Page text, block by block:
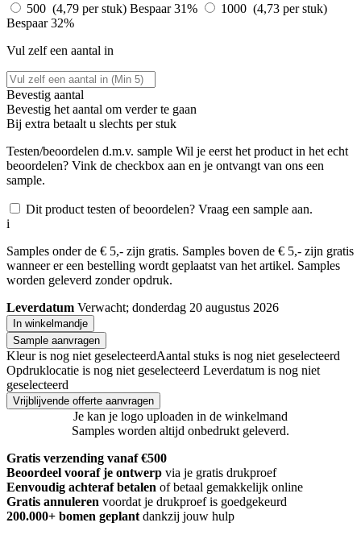
500 (4,79 per stuk) Bespaar 31%
1000 (4,73 per stuk)
Bespaar 32%
Vul zelf een aantal in
Bevestig aantal
Bevestig het aantal om verder te gaan
Bij extra betaalt u slechts per stuk
Testen/beoordelen d.m.v. sample Wil je eerst het product in het echt
beoordelen? Vink de checkbox aan en je ontvangt van ons een
sample.
Dit product testen of beoordelen? Vraag een sample aan.
i
Samples onder de € 5,- zijn gratis. Samples boven de € 5,- zijn gratis
wanneer er een bestelling wordt geplaatst van het artikel. Samples
worden geleverd zonder opdruk.
Leverdatum Verwacht; donderdag 20 augustus 2026
In winkelmandje
Sample aanvragen
Kleur is nog niet geselecteerdAantal stuks is nog niet geselecteerd
Opdruklocatie is nog niet geselecteerd Leverdatum is nog niet
geselecteerd
Vrijblijvende offerte aanvragen
Je kan je logo uploaden in de winkelmand
Samples worden altijd onbedrukt geleverd.
Gratis verzending vanaf €500
Beoordeel vooraf je ontwerp via je gratis drukproef
Eenvoudig achteraf betalen of betaal gemakkelijk online
Gratis annuleren voordat je drukproef is goedgekeurd
200.000+ bomen geplant dankzij jouw hulp